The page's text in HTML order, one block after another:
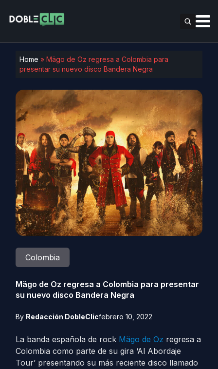
Home » Mägo de Oz regresa a Colombia para
presentar su nuevo disco Bandera Negra
Colombia
Mägo de Oz regresa a Colombia para presentar
su nuevo disco Bandera Negra
By Redacción DobleClicfebrero 10, 2022
La banda española de rock Mägo de Oz regresa a
Colombia como parte de su gira ‘Al Abordaje
Tour’ presentando su más reciente disco llamado